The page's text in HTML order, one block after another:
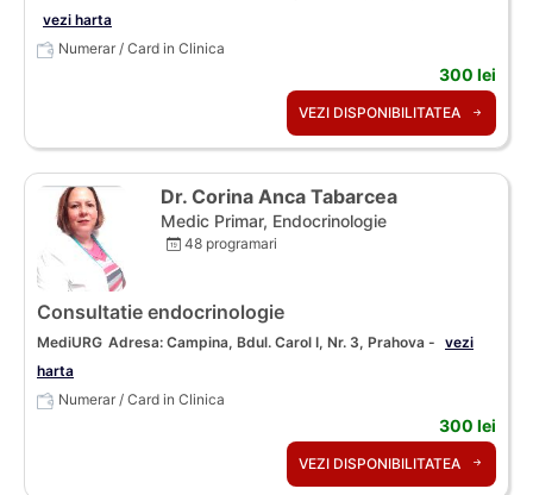
vezi harta
Numerar / Card in Clinica
300 lei
VEZI DISPONIBILITATEA
Dr. Corina Anca Tabarcea
Medic Primar, Endocrinologie
48 programari
Consultatie endocrinologie
MediURG Adresa: Campina, Bdul. Carol I, Nr. 3, Prahova - vezi
harta
Numerar / Card in Clinica
300 lei
VEZI DISPONIBILITATEA